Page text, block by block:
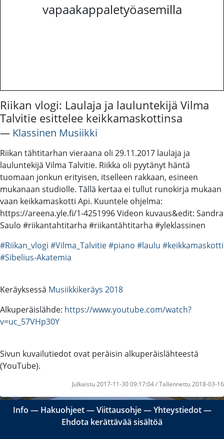
vapaakappaletyöasemilla
Riikan vlogi: Laulaja ja lauluntekijä Vilma
Talvitie esittelee keikkamaskottinsa
― Klassinen Musiikki
Riikan tähtitarhan vieraana oli 29.11.2017 laulaja ja
lauluntekijä Vilma Talvitie. Riikka oli pyytänyt häntä
tuomaan jonkun erityisen, itselleen rakkaan, esineen
mukanaan studiolle. Tällä kertaa ei tullut runokirja mukaan
vaan keikkamaskotti Api. Kuuntele ohjelma:
https://areena.yle.fi/1-4251996 Videon kuvaus&edit: Sandra
Saulo #riikantahtitarha #riikantähtitarha #yleklassinen
#Riikan_vlogi #Vilma_Talvitie#piano #laulu #keikkamaskotti
#Sibelius-Akatemia
Keräyksessä Musiikkikeräys 2018
Alkuperäislähde: https://www.youtube.com/watch?
v=uc_57VHp30Y
Sivun kuvailutiedot ovat peräisin alkuperäislähteestä
(YouTube).
Julkaistu 2017-11-30 09:17:04 / Tallennettu 2018-03-16
Info ― Hakuohjeet―Viittausohje―Yhteystiedot―
Ehdota kerättävää sisältöä